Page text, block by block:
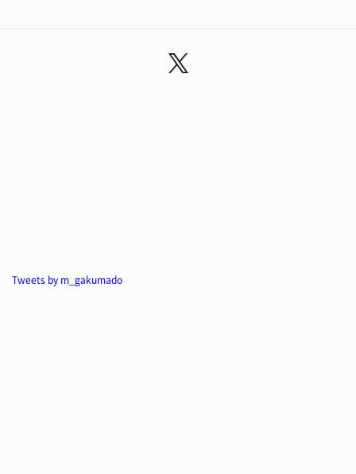
Tweets by m_gakumado